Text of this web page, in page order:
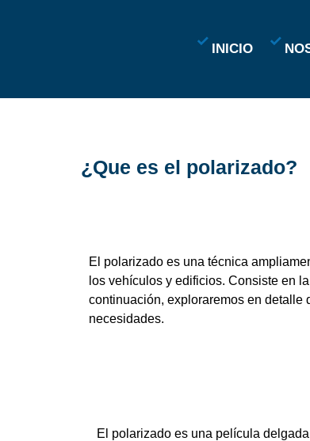
INICIO
¿Que es el polarizado?
El polarizado es una técnica
los vehículos y edificios. Consiste en
continuación, exploraremos en detalle
necesidades.
El polarizado es una película